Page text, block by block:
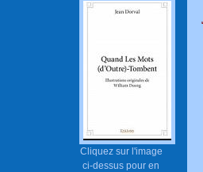
Cliquez sur l'image
ci-dessus pour en